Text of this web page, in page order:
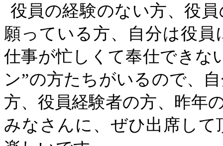
役員の経験のない方、役
願っている方、自分は役
仕事が忙しくて奉仕できな
ン”の方たちがいるので、
方、役員経験者の方、昨
みなさんに、ぜひ出席し